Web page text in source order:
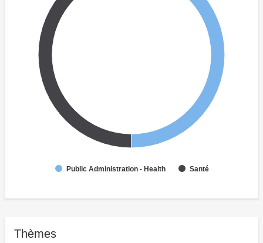
Public Administration - Health Santé
Thèmes